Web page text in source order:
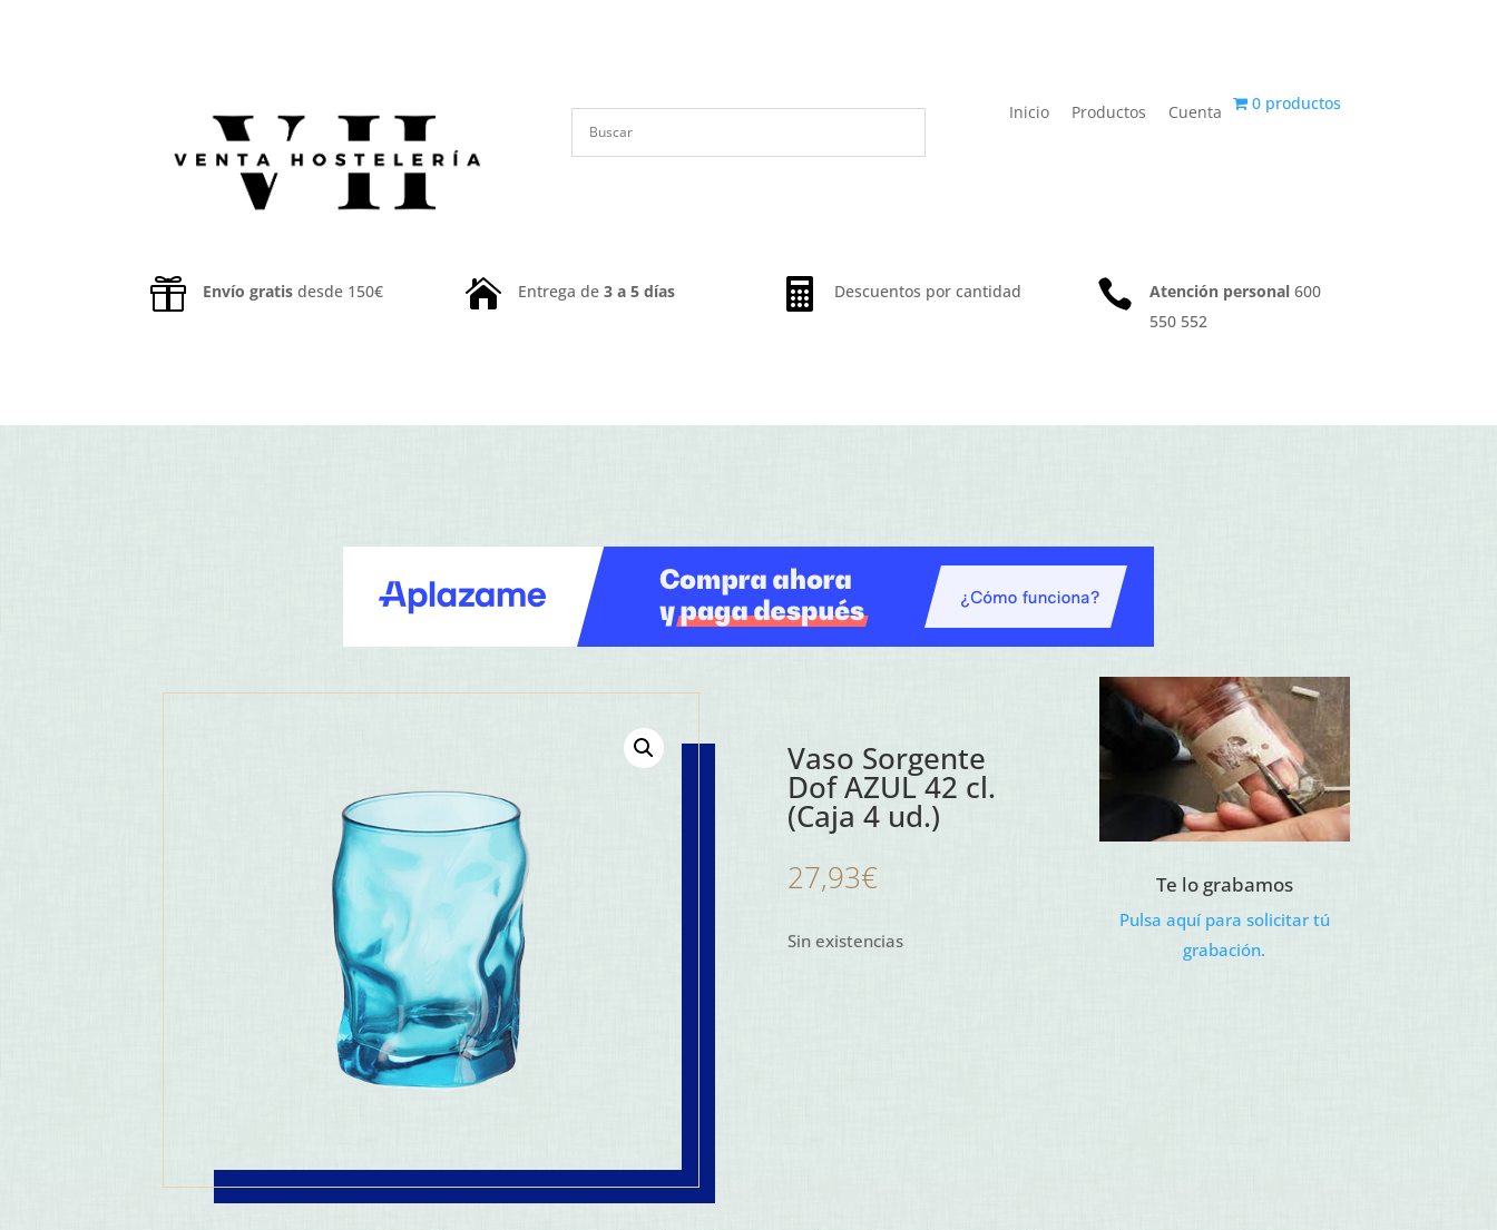
Inicio Productos Cuenta 0 productos
 Envío gratisdesde 150€  Entrega de3 a 5 días  Descuentos por cantidad  Atención personal 600
550 552
Vaso Sorgente
Dof AZUL 42 cl.
(Caja 4 ud.)
27,93€
Sin existencias
Te lo grabamos
Pulsa aquí para solicitar tú
grabación.